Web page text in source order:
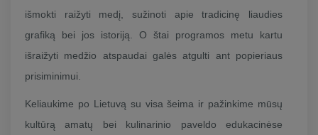
išmokti raižyti medį, sužinoti apie tradicinę liaudies
grafiką bei jos istoriją. O štai programos metu kartu
išraižyti medžio atspaudai galės atgulti ant popieriaus
prisiminimui.
Keliaukime po Lietuvą su visa šeima ir pažinkime mūsų
kultūrą amatų bei kulinarinio paveldo edukacinėse